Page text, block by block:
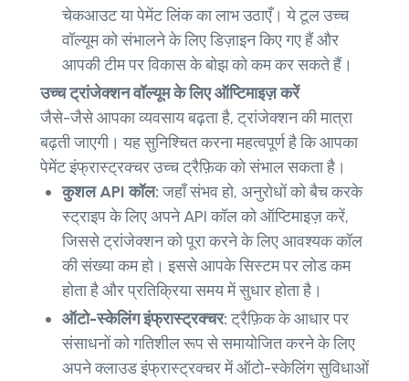
चेकआउट या पेमेंट लिंक का लाभ उठाएँ। ये टूल उच्च
वॉल्यूम को संभालने के लिए डिज़ाइन किए गए हैं और
आपकी टीम पर विकास के बोझ को कम कर सकते हैं।
उच्च ट्रांजेक्शन वॉल्यूम के लिए ऑप्टिमाइज़ करें
जैसे-जैसे आपका व्यवसाय बढ़ता है, ट्रांजेक्शन की मात्रा
बढ़ती जाएगी। यह सुनिश्चित करना महत्वपूर्ण है कि आपका
पेमेंट इंफ्रास्ट्रक्चर उच्च ट्रैफ़िक को संभाल सकता है।
कुशल API कॉल:जहाँ संभव हो, अनुरोधों को बैच करके
स्ट्राइप के लिए अपने API कॉल को ऑप्टिमाइज़ करें,
जिससे ट्रांजेक्शन को पूरा करने के लिए आवश्यक कॉल
की संख्या कम हो। इससे आपके सिस्टम पर लोड कम
होता है और प्रतिक्रिया समय में सुधार होता है।
ऑटो-स्केलिंग इंफ्रास्ट्रक्चर:ट्रैफ़िक के आधार पर
संसाधनों को गतिशील रूप से समायोजित करने के लिए
अपने क्लाउड इंफ्रास्ट्रक्चर में ऑटो-स्केलिंग सुविधाओं